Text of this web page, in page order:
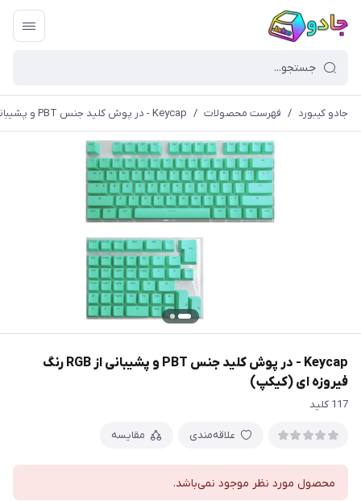
جادو کیبورد / فهرست محصولات / Keycap - در پوش کلید جنس PBT و پشیبانی از RGB رنگ فیروزه ای (کیکپ)
Keycap - در پوش کلید جنس PBT و پشیبانی از RGB رنگ
فیروزه ای (کیکپ)
117 کلید
علاقه‌مندی مقایسه
محصول مورد نظر موجود نمی‌باشد.